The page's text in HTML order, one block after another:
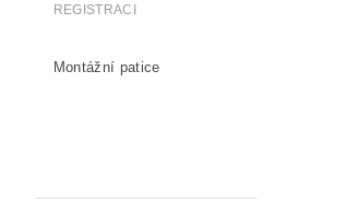
REGISTRACI